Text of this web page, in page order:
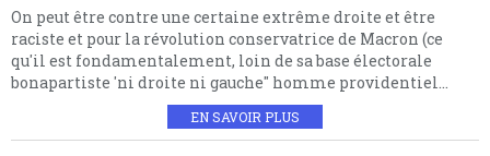
On peut être contre une certaine extrême droite et être
raciste et pour la révolution conservatrice de Macron (ce
qu'il est fondamentalement, loin de sa base électorale
bonapartiste 'ni droite ni gauche" homme providentiel...
EN SAVOIR PLUS